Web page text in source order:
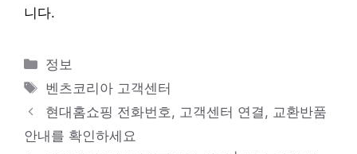
니다.
카
테
리
정보
태
그
벤츠코리아 고객센터
현대홈쇼핑 전화번호, 고객센터 연결, 교환반품
안내를 확인하세요